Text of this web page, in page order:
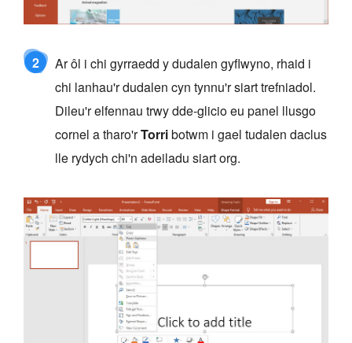
2
Ar ôl i chi gyrraedd y dudalen gyflwyno, rhaid i
chi lanhau'r dudalen cyn tynnu'r siart trefniadol.
Dileu'r elfennau trwy dde-glicio eu panel llusgo
cornel a tharo'rTorribotwm i gael tudalen daclus
lle rydych chi'n adeiladu siart org.